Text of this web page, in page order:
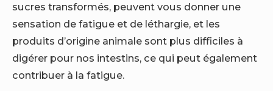
sucres transformés, peuvent vous donner une
sensation de fatigue et de léthargie, et les
produits d’origine animale sont plus difficiles à
digérer pour nos intestins, ce qui peut également
contribuer à la fatigue.